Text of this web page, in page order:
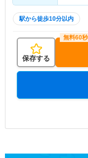
駅から徒歩10分以内
保存する